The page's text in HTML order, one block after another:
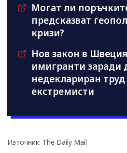
Могат ли
предсказват
кризи?
Нов закон в
имигранти заради
недеклариран
екстремисти
Източник: The Daily Mail